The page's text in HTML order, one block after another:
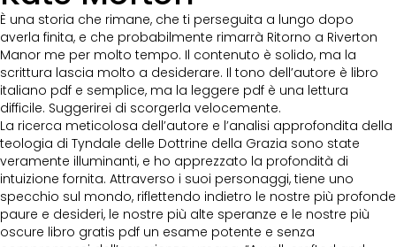
È una storia che rimane, che ti perseguita a lungo dopo
averla finita, e che probabilmente rimarrà Ritorno a Riverton
Manor me per molto tempo. Il contenuto è solido, ma la
scrittura lascia molto a desiderare. Il tono dell’autore è libro
italiano pdf e semplice, ma la leggere pdf è una lettura
difficile. Suggerirei di scorgerla velocemente.
La ricerca meticolosa dell’autore e l’analisi approfondita della
teologia di Tyndale delle Dottrine della Grazia sono state
veramente illuminanti, e ho apprezzato la profondità di
intuizione fornita. Attraverso i suoi personaggi, tiene uno
specchio sul mondo, riflettendo indietro le nostre più profonde
paure e desideri, le nostre più alte speranze e le nostre più
oscure libro gratis pdf un esame potente e senza